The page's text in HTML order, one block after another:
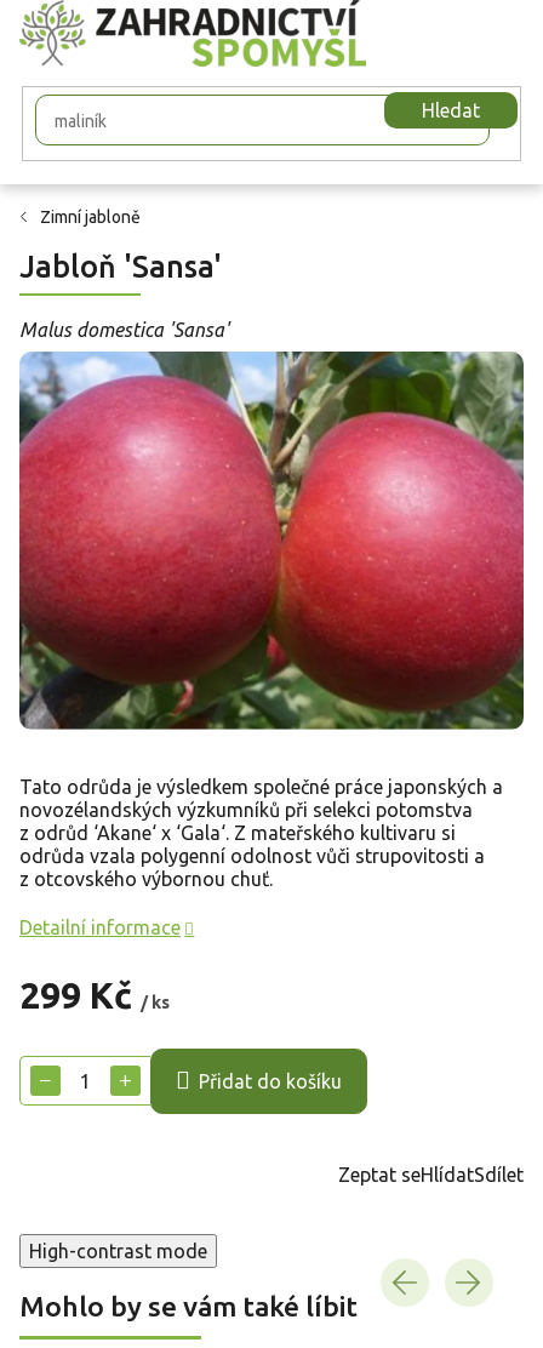
Přejít
na
obsah
Hledat
Zimní jabloně
Jabloň 'Sansa'
Malus domestica 'Sansa'
299 Kč / ks
cena:
+
− Přidat do košíku
Tato odrůda je výsledkem společné práce japonských a
novozélandských výzkumníků při selekci potomstva
z odrůd ‘Akane‘ x ‘Gala‘. Z mateřského kultivaru si
odrůda vzala polygenní odolnost vůči strupovitosti a
z otcovského výbornou chuť.
Detailní informace
Zeptat seHlídatSdílet
High-contrast mode
Mohlo by se vám také líbit